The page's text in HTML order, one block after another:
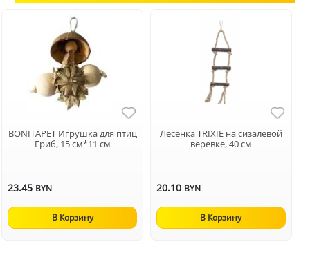
BONITAPET Игрушка для птиц
Гриб, 15 см*11 см
23.45 BYN
В Корзину
Лесенка TRIXIE на сизалевой
веревке, 40 см
20.10 BYN
В Корзину